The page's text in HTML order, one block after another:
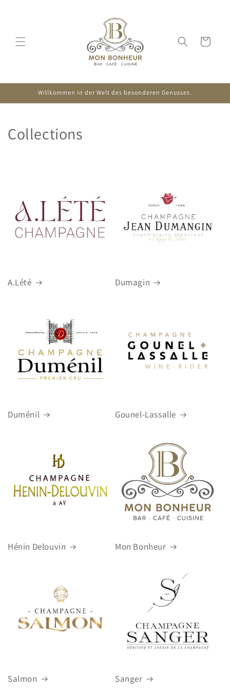
Warenkorb
Willkommen in der Welt des besonderen Genusses.
Collections
A.Lété Dumagin
Duménil Gounel-Lassalle
Hénin Delouvin Mon Bonheur
Salmon Sanger